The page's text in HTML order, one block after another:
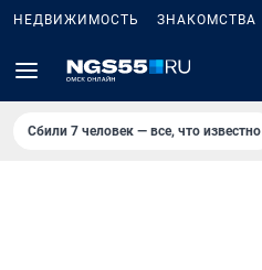
НЕДВИЖИМОСТЬ ЗНАКОМСТВА
Сбили 7 человек — все, что известно